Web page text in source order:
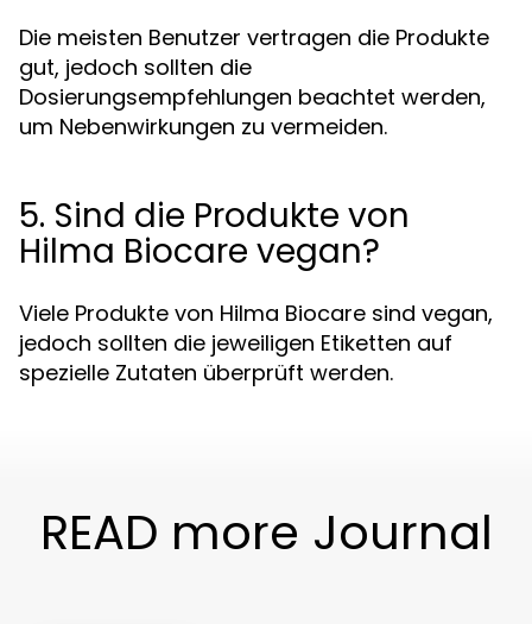
Die meisten Benutzer vertragen die Produkte
gut, jedoch sollten die
Dosierungsempfehlungen beachtet werden,
um Nebenwirkungen zu vermeiden.
5. Sind die Produkte von
Hilma Biocare vegan?
Viele Produkte von Hilma Biocare sind vegan,
jedoch sollten die jeweiligen Etiketten auf
spezielle Zutaten überprüft werden.
READ more Journal